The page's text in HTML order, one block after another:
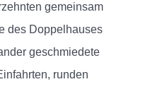
gemeinsam
des Doppelhauses
geschmiedete
runden